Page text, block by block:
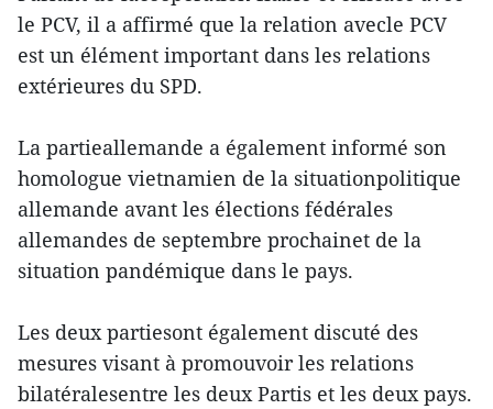
le PCV, il a affirmé que la relation avecle PCV
est un élément important dans les relations
extérieures du SPD.
La partieallemande a également informé son
homologue vietnamien de la situationpolitique
allemande avant les élections fédérales
allemandes de septembre prochainet de la
situation pandémique dans le pays.
Les deux partiesont également discuté des
mesures visant à promouvoir les relations
bilatéralesentre les deux Partis et les deux pays.